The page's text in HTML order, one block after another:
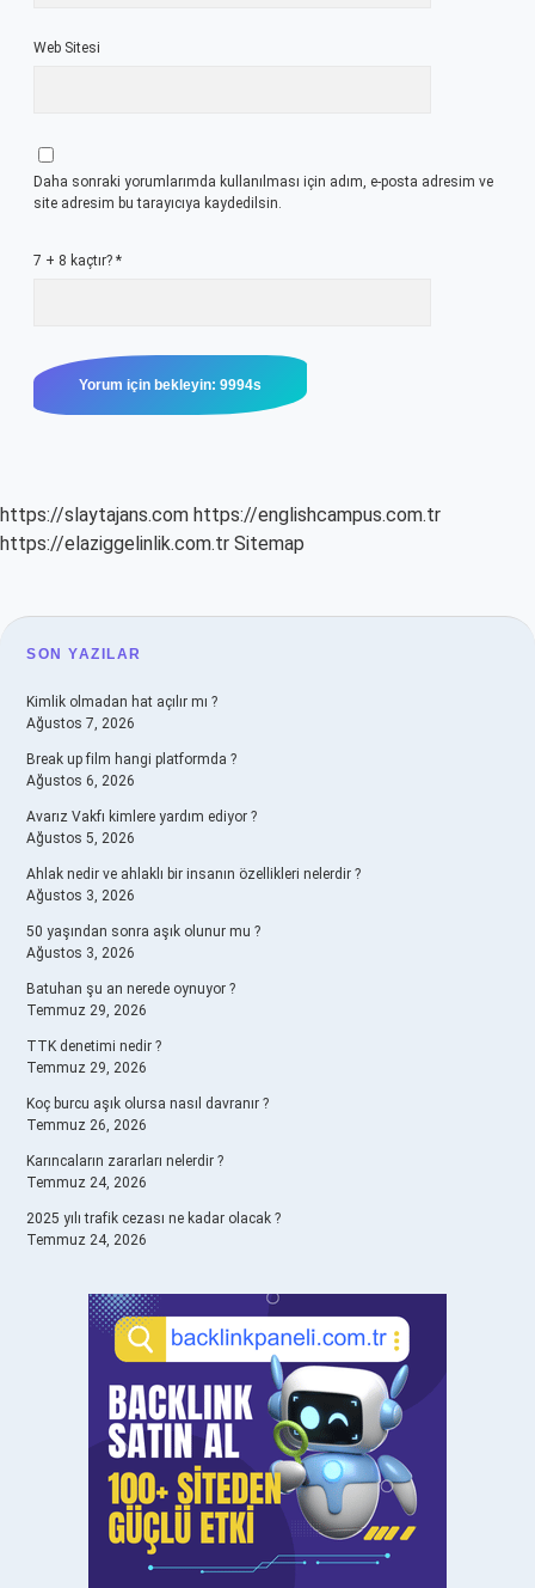
Web Sitesi
Daha sonraki yorumlarımda kullanılması için adım, e-posta adresim ve
site adresim bu tarayıcıya kaydedilsin.
7 + 8 kaçtır? *
https://slaytajans.com https://englishcampus.com.tr
https://elaziggelinlik.com.tr Sitemap
SIDEBAR
SON YAZILAR
Kimlik olmadan hat açılır mı ?
Ağustos 7, 2026
Break up film hangi platformda ?
Ağustos 6, 2026
Avarız Vakfı kimlere yardım ediyor ?
Ağustos 5, 2026
Ahlak nedir ve ahlaklı bir insanın özellikleri nelerdir ?
Ağustos 3, 2026
50 yaşından sonra aşık olunur mu ?
Ağustos 3, 2026
Batuhan şu an nerede oynuyor ?
Temmuz 29, 2026
TTK denetimi nedir ?
Temmuz 29, 2026
Koç burcu aşık olursa nasıl davranır ?
Temmuz 26, 2026
Karıncaların zararları nelerdir ?
Temmuz 24, 2026
2025 yılı trafik cezası ne kadar olacak ?
Temmuz 24, 2026